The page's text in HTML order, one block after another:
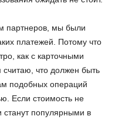
партнеров, мы были
платежей. Потому что
как с карточными
что должен быть
подобных операций
Если стоимость не
станут популярными в